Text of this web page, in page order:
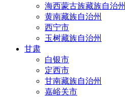
海西蒙古族藏族自治州
黄南藏族自治州
西宁市
玉树藏族自治州
甘肃
白银市
定西市
甘南藏族自治州
嘉峪关市